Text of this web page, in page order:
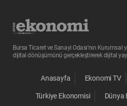
Bursa Ticaret ve Sanayi Odası’nın Kurumsal
dijital dönüşümünü gerçekleştirerek dijital
Anasayfa Ekonomi TV
Türkiye Ekonomisi Dünya